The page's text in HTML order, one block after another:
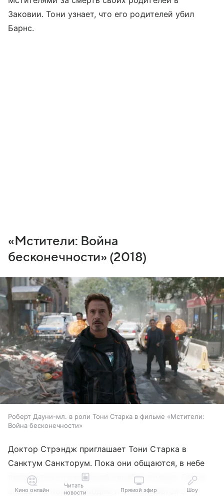
Заковии. Тони узнает, что его родителей убил
Барнс.
«Мстители: Война
бесконечности» (2018)
Роберт Дауни-мл. в роли Тони Старка в фильме «Мстители:
Война бесконечности»
Доктор Стрэндж приглашает Тони Старка в
Санктум Санкторум. Пока они общаются, в небе
появляется космический корабль-кольцо. Герои
спешат на помощь людям и сталкиваются с
Кино онлайн
Читать
новости
Прямой эфир Шоу